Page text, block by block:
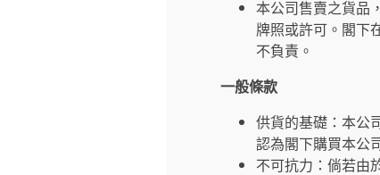
本公司售賣之貨品
牌照或許可。閣下
不負責。
一般條款
供貨的基礎：本公
認為閣下購買本公
不可抗力：倘若由